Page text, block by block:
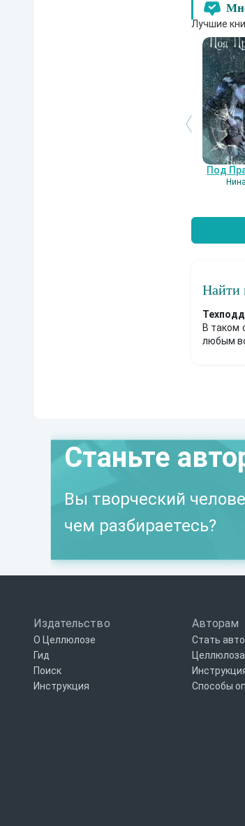
Лучшие
Под
Найти
В таком
любым
Станьте
Вы творческий
чем разбираетесь?
Издательство
О Целлюлозе
Гид
Поиск
Инструкция
Авторам
Стать
Способы